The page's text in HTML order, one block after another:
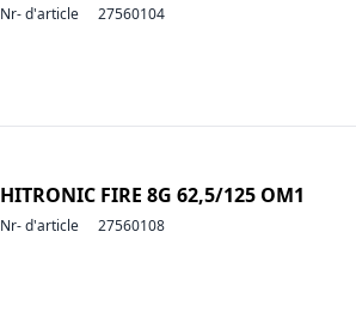
Nr- d'article 27560104
HITRONIC FIRE 8G 62,5/125 OM1
Nr- d'article 27560108